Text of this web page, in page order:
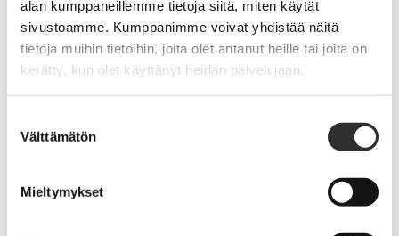
alan kumppaneillemme tietoja siitä, miten käytät
sivustoamme. Kumppanimme voivat yhdistää näitä
tietoja muihin tietoihin, joita olet antanut heille tai joita on
kerätty, kun olet käyttänyt heidän palvelujaan.
valinta
Välttämätön
Mieltymykset